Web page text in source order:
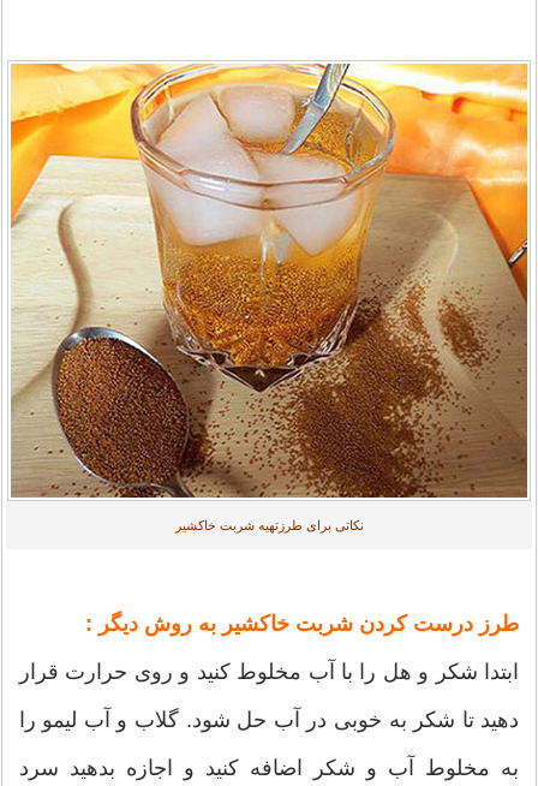
نکاتی برای طرزتهیه شربت خاکشیر
طرز درست كردن شربت خاكشير به روش دیگر :
ابتدا شکر و هل را با آب مخلوط کنید و روی حرارت قرار
دهید تا شکر به خوبی در آب حل شود. گلاب و آب لیمو را
به مخلوط آب و شکر اضافه کنید و اجازه بدهید سرد